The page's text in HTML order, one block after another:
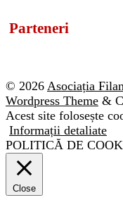
Parteneri
© 2026 Asociația
Wordpress Theme &
Acest site folosește
Informații detaliate
POLITICĂ DE
Close